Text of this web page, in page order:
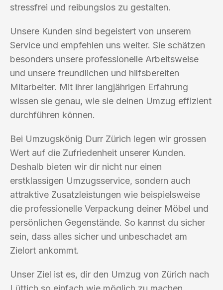
stressfrei und reibungslos zu gestalten.
Unsere Kunden sind begeistert von unserem
Service und empfehlen uns weiter. Sie schätzen
besonders unsere professionelle Arbeitsweise
und unsere freundlichen und hilfsbereiten
Mitarbeiter. Mit ihrer langjährigen Erfahrung
wissen sie genau, wie sie deinen Umzug effizient
durchführen können.
Bei Umzugskönig Durr Zürich legen wir grossen
Wert auf die Zufriedenheit unserer Kunden.
Deshalb bieten wir dir nicht nur einen
erstklassigen Umzugsservice, sondern auch
attraktive Zusatzleistungen wie beispielsweise
die professionelle Verpackung deiner Möbel und
persönlichen Gegenstände. So kannst du sicher
sein, dass alles sicher und unbeschadet am
Zielort ankommt.
Unser Ziel ist es, dir den Umzug von Zürich nach